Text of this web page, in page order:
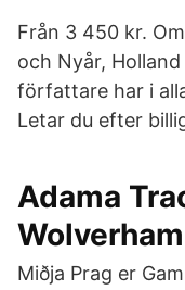
Från 3 450 kr.
och Nyår,
författare har i
Letar du efter
Adama
Miðja Prag er